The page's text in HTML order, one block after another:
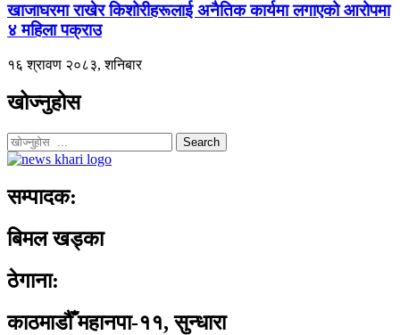
खाजाघरमा राखेर किशोरीहरूलाई अनैतिक कार्यमा लगाएको आरोपमा
४ महिला पक्राउ
१६ श्रावण २०८३, शनिबार
खोज्नुहोस
Search
सम्पादक:
बिमल खड्का
ठेगाना:
काठमाडौँ महानपा-११, सुन्धारा